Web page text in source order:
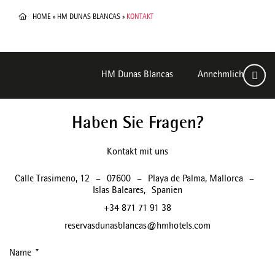
HOME » HM DUNAS BLANCAS » KONTAKT
HM Dunas Blancas Annehmlichkeiten
Haben Sie Fragen?
Kontakt mit uns
Calle Trasimeno, 12 – 07600 – Playa de Palma, Mallorca
–
Islas Baleares,
Spanien
+34 871 71 91 38
reservasdunasblancas@hmhotels.com
Name